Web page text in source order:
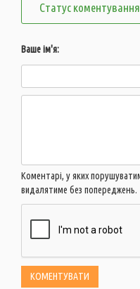
Статус
Ваше ім'я:
Коментарі, у яких
видалятиме без попереджень.